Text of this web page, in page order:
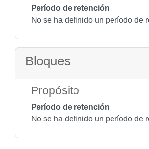
Período de retención
No se ha definido un período de
Bloques
Propósito
Período de retención
No se ha definido un período de